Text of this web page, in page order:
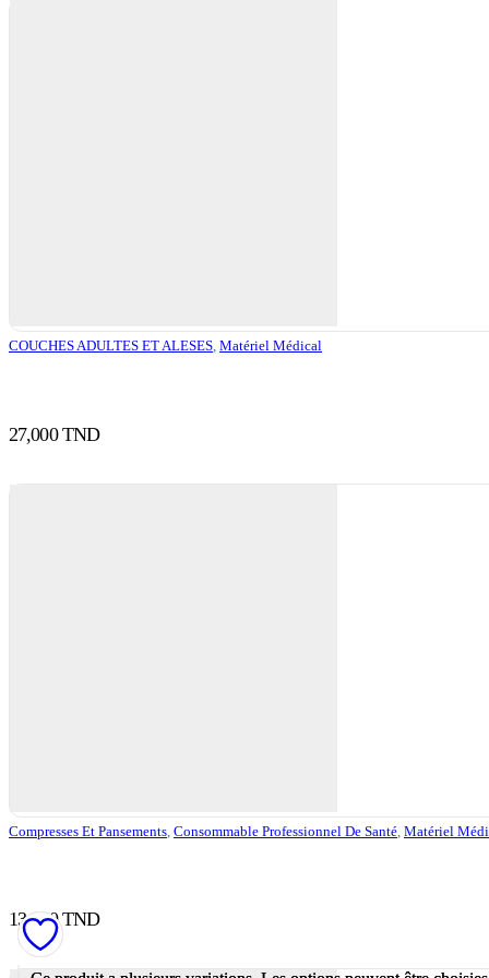
COUCHES ADULTES ET ALESES, Matériel Médical
27,000TND
Compresses Et Pansements Consommable Professionnel De Santé Matériel
13,000TND